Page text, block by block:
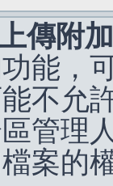
傳附
能，
不允
管理
案的